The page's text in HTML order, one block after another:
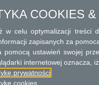
Opłata
Suma
17 zł
Tryb
COOKIES
w celu optymalizacji treści
zapisanych za
pomocą ustawień swojej
internetowej oznacza,
prywatności
cookies